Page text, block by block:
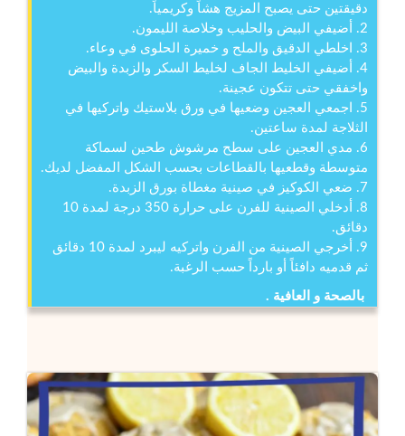
دقيقتين حتى يصبح المزيج هشاً وكريمياً.
2. أضيفي البيض والحليب وخلاصة الليمون.
3. اخلطي الدقيق والملح و خميرة الحلوى في وعاء.
4. أضيفي الخليط الجاف لخليط السكر والزبدة والبيض
واخفقي حتى تتكون عجينة.
5. اجمعي العجين وضعيها في ورق بلاستيك واتركيها في
الثلاجة لمدة ساعتين.
6. مدي العجين على سطح مرشوش طحين لسماكة
متوسطة وقطعيها بالقطاعات بحسب الشكل المفضل لديك.
7. ضعي الكوكيز في صينية مغطاة بورق الزبدة.
8. أدخلي الصينية للفرن على حرارة 350 درجة لمدة 10
دقائق.
9. أخرجي الصينية من الفرن واتركيه ليبرد لمدة 10 دقائق
ثم قدميه دافئاً أو بارداً حسب الرغبة.
بالصحة و العافية .